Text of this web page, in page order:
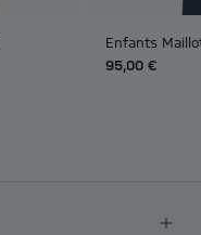
Enfants
95,00 €